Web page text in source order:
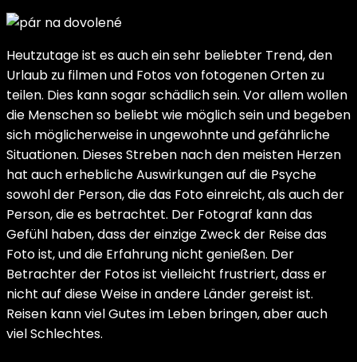
Heutzutage ist es auch ein sehr beliebter Trend, den
Urlaub zu filmen und Fotos von fotogenen Orten zu
teilen. Dies kann sogar schädlich sein. Vor allem wollen
die Menschen so beliebt wie möglich sein und begeben
sich möglicherweise in ungewohnte und gefährliche
Situationen. Dieses Streben nach den meisten Herzen
hat auch erhebliche Auswirkungen auf die Psyche
sowohl der Person, die das Foto einreicht, als auch der
Person, die es betrachtet. Der Fotograf kann das
Gefühl haben, dass der einzige Zweck der Reise das
Foto ist, und die Erfahrung nicht genießen. Der
Betrachter der Fotos ist vielleicht frustriert, dass er
nicht auf diese Weise in andere Länder gereist ist.
Reisen kann viel Gutes im Leben bringen, aber auch
viel Schlechtes.